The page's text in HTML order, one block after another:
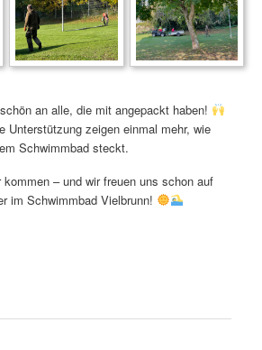
an alle, die mit angepackt haben!
Unterstützung zeigen einmal mehr, wie
Schwimmbad steckt.
– und wir freuen uns schon auf
im Schwimmbad Vielbrunn!